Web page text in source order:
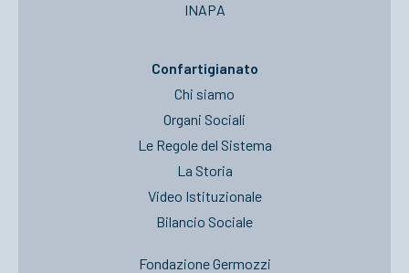
INAPA
Confartigianato
Chi siamo
Organi Sociali
Le Regole del Sistema
La Storia
Video Istituzionale
Bilancio Sociale
Fondazione Germozzi